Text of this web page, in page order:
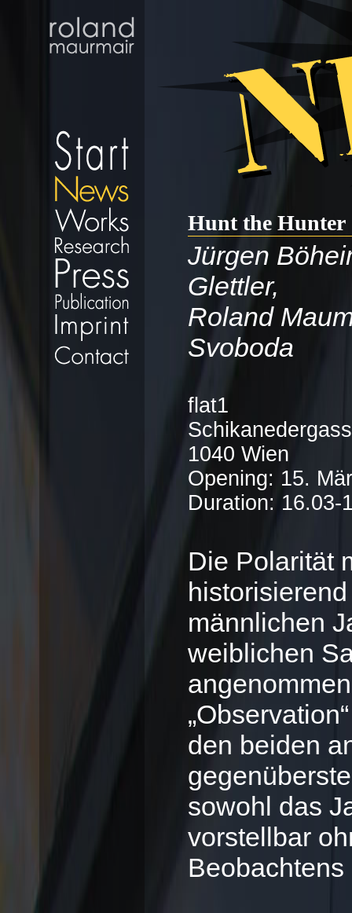
Hunt the Hunter
Jürgen
Glettler,
Roland
Svoboda
flat1
1040 Wien
Opening: 15.
Duration: 16.03-
Die Polarität
männlichen
weiblichen
den beiden
sowohl das
vorstellbar